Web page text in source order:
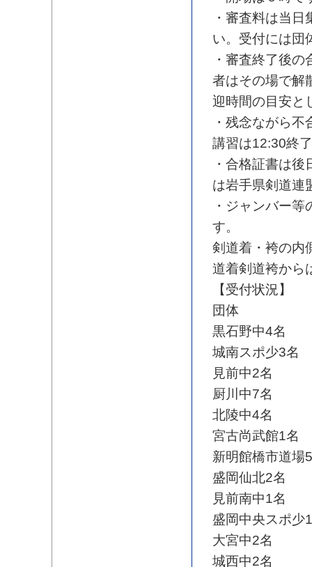
・審査料は当日
い。 受付には団
・審査終了後
者はその場で解
迎時間の目安と
・残念ながら
講習は12:30終
・合格証書は
は岩手県剣道連
・ジャンバー
す。
剣道着・袴の内
道着剣道袴か
【受付状況】
団体
黒石野中4名
城南スポ少3名
見前中2名
厨川中7名
北陵中4名
宮古尚武館1名
新明館橋市道場
盛岡仙北2名
見前南中1名
盛岡中央スポ少
大宮中2名
城西中2名